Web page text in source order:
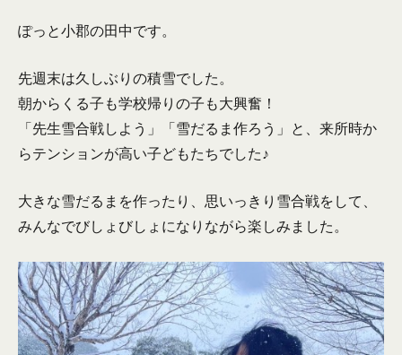
ぽっと小郡の田中です。
先週末は久しぶりの積雪でした。
朝からくる子も学校帰りの子も大興奮！
「先生雪合戦しよう」「雪だるま作ろう」と、来所時か
らテンションが高い子どもたちでした♪
大きな雪だるまを作ったり、思いっきり雪合戦をして、
みんなでびしょびしょになりながら楽しみました。